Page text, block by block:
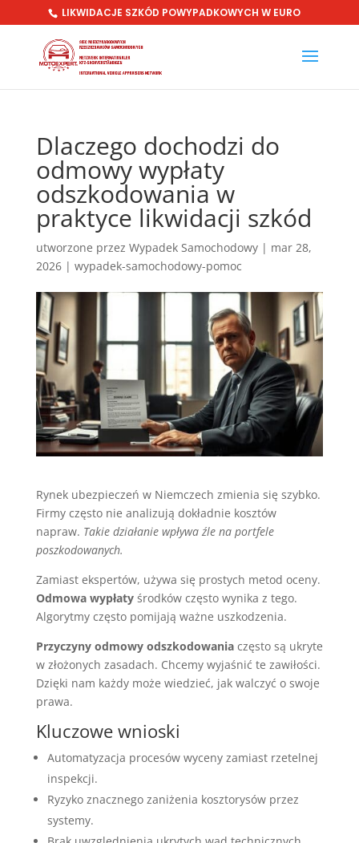
LIKWIDACJE SZKÓD POWYPADKOWYCH W EURO
Dlaczego dochodzi do
odmowy wypłaty
odszkodowania w
praktyce likwidacji szkód
utworzone przez Wypadek Samochodowy| mar 28,
2026| wypadek-samochodowy-pomoc
Rynek ubezpieczeń w Niemczech zmienia się szybko.
Firmy często nie analizują dokładnie kosztów
napraw. Takie działanie wpływa źle na portfele
poszkodowanych.
Zamiast ekspertów, używa się prostych metod oceny.
Odmowa wypłatyśrodków często wynika z tego.
Algorytmy często pomijają ważne uszkodzenia.
Przyczyny odmowy odszkodowaniaczęsto są ukryte
w złożonych zasadach. Chcemy wyjaśnić te zawiłości.
Dzięki nam każdy może wiedzieć, jak walczyć o swoje
prawa.
Kluczowe wnioski
Automatyzacja procesów wyceny zamiast rzetelnej
inspekcji.
Ryzyko znacznego zaniżenia kosztorysów przez
systemy.